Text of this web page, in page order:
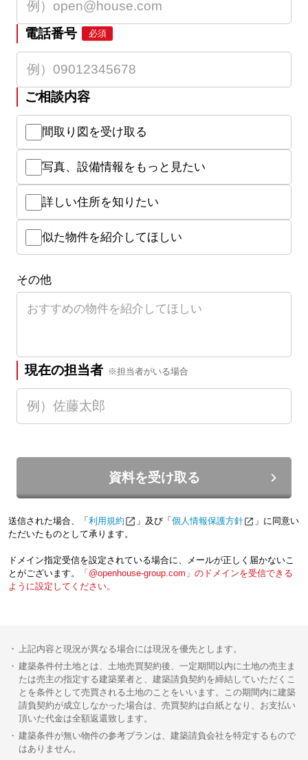
電話番号 必須
ご相談内容
間取り図を受け取る
写真、設備情報をもっと見たい
詳しい住所を知りたい
似た物件を紹介してほしい
その他
現在の担当者 ※担当者がいる場合
資料を受け取る
送信された場合、「 利用規約 」及び「 個人情報保護方針
」に同意い
ただいたものとして承ります。
ドメイン指定受信を設定されている場合に、メールが正しく届かないこ
とがございます。
「@openhouse-group.com」のドメインを受信できる
ように設定してください。
上記内容と現況が異なる場合には現況を優先とします。
建築条件付土地とは、土地売買契約後、一定期間以内に土地の売主ま
たは売主の指定する建築業者と、建築請負契約を締結していただくこ
とを条件として売買される土地のことをいいます。この期間内に建築
請負契約が成立しなかった場合は、売買契約は白紙となり、お支払い
頂いた代金は全額返還致します。
建築条件が無い物件の参考プランは、建築請負会社を特定するもので
はありません。